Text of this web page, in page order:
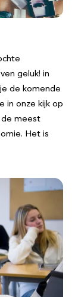
geluk! in
de komende
in onze kijk op
de meest
Het is